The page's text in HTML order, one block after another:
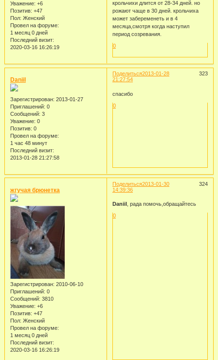
Уважение: +6
Позитив: +47
Пол: Женский
Провел на форуме:
1 месяц 0 дней
Последний визит:
2020-03-16 16:26:19
крольчихи длится от 28-34 дней. но
рожают чаще в 30 дней. крольчиха
может забеременеть и в 4
месяца,смотря когда наступил
период созревания.
0
Поделиться 323
2013-01-28
21:27:54
Daniil
Зарегистрирован: 2013-01-27
Приглашений: 0
Сообщений: 3
Уважение: 0
Позитив: 0
Провел на форуме:
1 час 48 минут
Последний визит:
2013-01-28 21:27:58
спасибо
0
Поделиться 324
2013-01-30
14:39:36
жгучая брюнетка
Зарегистрирован: 2010-06-10
Приглашений: 0
Сообщений: 3810
Уважение: +6
Позитив: +47
Пол: Женский
Провел на форуме:
1 месяц 0 дней
Последний визит:
2020-03-16 16:26:19
Daniil, рада помочь,обращайтесь
0